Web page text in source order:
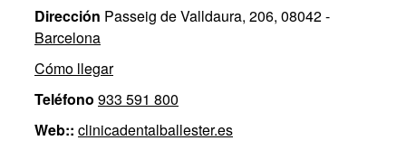
Dirección Passeig de Valldaura, 206, 08042 -
Barcelona
Cómo llegar
Teléfono 933 591 800
Web:: clinicadentalballester.es